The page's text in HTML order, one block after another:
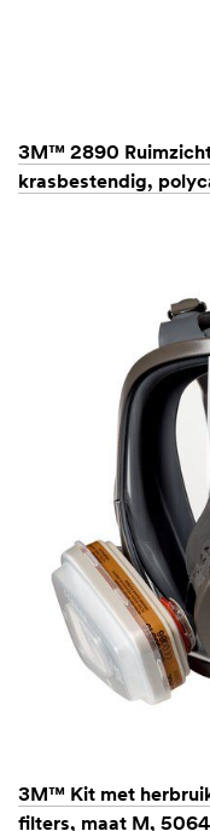
3M™ 2890
krasbestendig,
3M™ Kit met
filters, maat M,